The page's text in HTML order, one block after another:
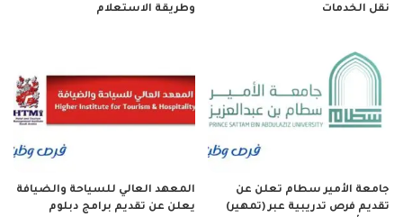
نقل الخدمات
وطريقة الاستعلام
جامعة الأمير سطام تعلن عن
تقديم فرص تدريبية عبر (تمهير)
المعهد العالي للسياحة والضيافة
يعلن عن تقديم برامج دبلوم